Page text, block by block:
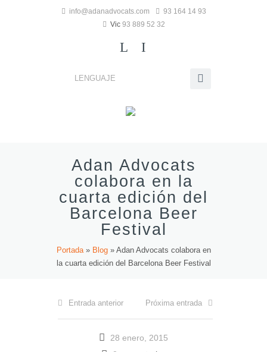
info@adanadvocats.com
93 164 14 93
Vic 93 889 52 32
L I
LENGUAJE
Adan Advocats
colabora en la
cuarta edición del
Barcelona Beer
Festival
Portada» Blog » Adan Advocats colabora en
la cuarta edición del Barcelona Beer Festival
Entrada anterior Próxima entrada
28 enero, 2015